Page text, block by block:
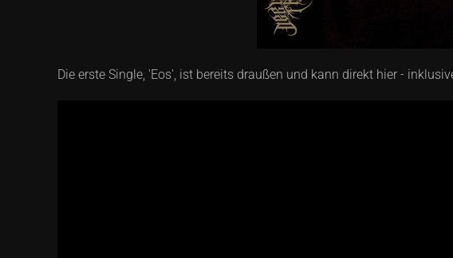
Die erste Single, 'Eos', ist bereits draußen und kann direkt hier -